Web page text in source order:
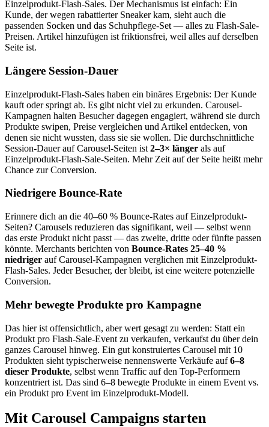
Einzelprodukt-Flash-Sales. Der Mechanismus ist einfach: Ein
Kunde, der wegen rabattierter Sneaker kam, sieht auch die
passenden Socken und das Schuhpflege-Set — alles zu Flash-Sale-
Preisen. Artikel hinzufügen ist friktionsfrei, weil alles auf derselben
Seite ist.
Längere Session-Dauer
Einzelprodukt-Flash-Sales haben ein binäres Ergebnis: Der Kunde
kauft oder springt ab. Es gibt nicht viel zu erkunden. Carousel-
Kampagnen halten Besucher dagegen engagiert, während sie durch
Produkte swipen, Preise vergleichen und Artikel entdecken, von
denen sie nicht wussten, dass sie sie wollen. Die durchschnittliche
Session-Dauer auf Carousel-Seiten ist 2–3× länger als auf
Einzelprodukt-Flash-Sale-Seiten. Mehr Zeit auf der Seite heißt mehr
Chance zur Conversion.
Niedrigere Bounce-Rate
Erinnere dich an die 40–60 % Bounce-Rates auf Einzelprodukt-
Seiten? Carousels reduzieren das signifikant, weil — selbst wenn
das erste Produkt nicht passt — das zweite, dritte oder fünfte passen
könnte. Merchants berichten von Bounce-Rates 25–40 %
niedriger auf Carousel-Kampagnen verglichen mit Einzelprodukt-
Flash-Sales. Jeder Besucher, der bleibt, ist eine weitere potenzielle
Conversion.
Mehr bewegte Produkte pro Kampagne
Das hier ist offensichtlich, aber wert gesagt zu werden: Statt ein
Produkt pro Flash-Sale-Event zu verkaufen, verkaufst du über dein
ganzes Carousel hinweg. Ein gut konstruiertes Carousel mit 10
Produkten sieht typischerweise nennenswerte Verkäufe auf6–8
dieser Produkte, selbst wenn Traffic auf den Top-Performern
konzentriert ist. Das sind 6–8 bewegte Produkte in einem Event vs.
ein Produkt pro Event im Einzelprodukt-Modell.
Mit Carousel Campaigns starten